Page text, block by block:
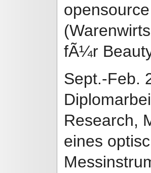
opensource
fÃ¼r
Sept.-Feb.
Research,
eines